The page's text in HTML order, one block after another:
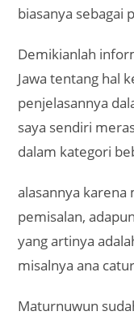
biasanya sebagai
Demikianlah
Jawa tentang hal
penjelasannya
saya sendiri
dalam kategori
alasannya karena
pemisalan,
yang artinya
misalnya ana
Maturnuwun